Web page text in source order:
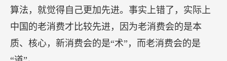
东方树叶便宜吗？不便宜，但仍然受到市场的追捧。在消费出现挑
战、收入下降之后，今天消费者应该是既要性价比、又要颜价比和
心价比， 这意味着今天消费者面子、里子、脑子全要，所以我觉
得企业应该兼顾三个方向。